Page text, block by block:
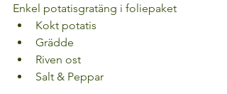
Enkel potatisgratäng i foliepaket
Kokt potatis
Grädde
Riven ost
Salt & Peppar